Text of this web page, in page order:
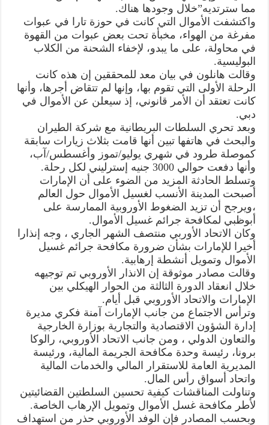
مما سترتديه”خلال وجودها هناك.
واكتشفت الأموال التي كانت في حوزة تارا في عبوات
مفرغة من الهواء، مخبأة تحت بعض عبوات من القهوة
في محاولة، على ما يبدو، لإخفاء الشحنة من الكلاب
البوليسية.
وقالت هانلون في بيان معد للمحققين إن هذه كانت
الرحلة الأولى التي تقوم بها، وإنها لم تتقاض أجرها، وأنها
كانت تعتقد أن الأمر قانوني، إذ سيعلن عن الأموال في
دبي.
وبعد تحري السلطات البريطانية مع شركة الطيران
والبحث في هاتفها تبين أنها قامت بثلاث زيارات سابقة
كموصلة طرود في شهري يوليو/تموز وأغسطس/آب،
وأنها دفعت حوالي 3000 جنيه إسترليني لكل رحلة.
وتسلط الحادثة المزيد من الضوء على أن الإمارات
أصبحت المدينة الأنسب لغسيل الأموال حول العالم
،ويرجح أن تزيد الضغوط الأوروبية الممارسة على
أبوظبي لمكافحة جرائم غسيل الأموال.
وكان الاتحاد الأوربي منتصف الشهر الجاري ، وجه إنذارا
أخيرا للإمارات بشأن ضرورة مكافحة جرائم غسيل
الأموال وتمويل أنشطة إرهابية.
وقالت مصادر موثوقة إن الانذار الأوروبي تم توجيهه
خلال انعقاد الدورة الثالثة من الحوار الهيكلي بين
الإمارات والاتحاد الأوروبي قبل أيام.
وترأس الاجتماع من جانب الإمارات آمنة فكري مديرة
إدارة الشؤون الاقتصادية والتجارية بوزارة الخارجية
والتعاون الدولي ، ومن جانب الاتحاد الأوروبي، رالوكا
برونا، رئيسة وحدة مكافحة الجريمة المالية، ورئيسة
المديرية العامة للاستقرار المالي والخدمات المالية
واتحاد أسواق رأس المال.
وتناولت المناقشات كيفية تحسين السلطتين القضائيتين
لأطر مكافحة غسل الأموال وتمويل الإرهاب الخاصة.
وبحسب المصادر فإن الوفد الأوروبي حذر من استهداف